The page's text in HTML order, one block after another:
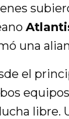
una
el
libre.